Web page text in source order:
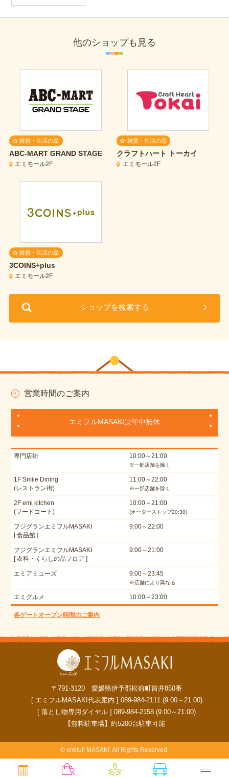
他のショップも見る
雑貨・生活の品
ABC-MART GRAND STAGE
エミモール2F
雑貨・生活の品
クラフトハート トーカイ
エミモール2F
雑貨・生活の品
3COINS+plus
エミモール2F
ショップを検索する
営業時間のご案内
エミフルMASAKIは年中無休
専門店街 10:00～21:00
※一部店舗を除く
1F Smile Dining
(レストラン街)
11:00～22:00
※一部店舗を除く
2F emi kitchen
(フードコート)
10:00～21:00
(オーダーストップ20:30)
フジグランエミフルMASAKI
[ 食品館 ]
9:00～22:00
フジグランエミフルMASAKI
[ 衣料・くらしの品フロア ]
9:00～21:00
エミアミューズ 9:00～23:45
※店舗により異なる
エミグルメ 10:00～23:00
各ゲートオープン時間のご案内
〒791-3120 愛媛県伊予郡松前町筒井850番
[ エミフルMASAKI代表案内 ] 089-984-2111 (9:00～21:00)
[ 落とし物専用ダイヤル ] 089-984-2158 (9:00～21:00)
【無料駐車場】約5200台駐車可能
© emifull MASAKI. All Rights Reserved.